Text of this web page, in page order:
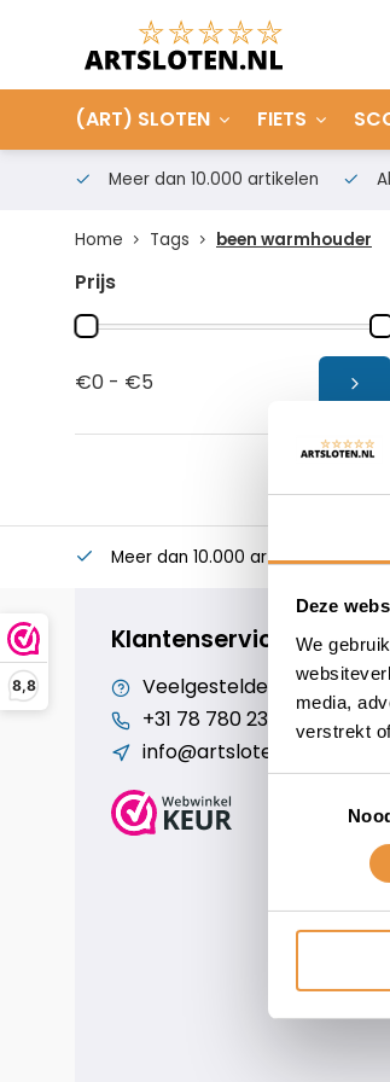
Deze
We
media,
verstrekt
8,8
(ART) SLOTEN FIETS
Meer dan 10.000 artikelen
Home Tags been warmhouder
Prijs
€0 - €5
Meer dan 10.000 artikelen
Klantenservice
Veelgestelde vragen
+31 78 780 2330
info@artsloten.nl